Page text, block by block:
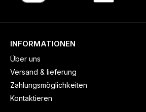
INFORMATIONEN
Über uns
Versand & lieferung
Zahlungsmöglichkeiten
Kontaktieren